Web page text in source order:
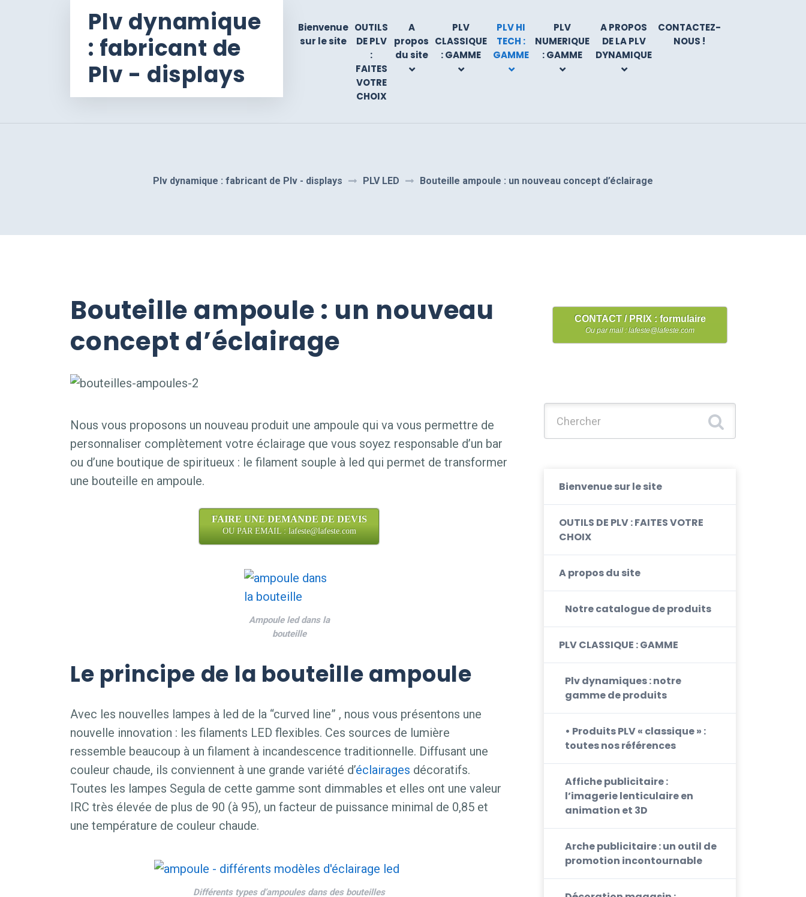
Plv dynamique
: fabricant de
Plv - displays
Bienvenue
sur le site
OUTILS
DE PLV
:
FAITES
VOTRE
CHOIX
A
propos
du site
PLV
CLASSIQUE
: GAMME
PLV HI
TECH :
GAMME
PLV
NUMERIQUE
: GAMME
A PROPOS
DE LA PLV
DYNAMIQUE
CONTACTEZ-
NOUS !
Plv dynamique : fabricant de Plv - displays PLV LED Bouteille ampoule : un nouveau concept d’éclairage
Bouteille ampoule : un nouveau
concept d’éclairage
Nous vous proposons un nouveau produit une ampoule qui va vous permettre de
personnaliser complètement votre éclairage que vous soyez responsable d’un bar
ou d’une boutique de spiritueux : le filament souple à led qui permet de transformer
une bouteille en ampoule.
FAIRE UNE DEMANDE DE DEVIS
OU PAR EMAIL : lafeste@lafeste.com
Ampoule led dans la
bouteille
Le principe de la bouteille ampoule
Avec les nouvelles lampes à led de la “curved line” , nous vous présentons une
nouvelle innovation : les filaments LED flexibles. Ces sources de lumière
ressemble beaucoup à un filament à incandescence traditionnelle. Diffusant une
couleur chaude, ils conviennent à une grande variété d’éclairages décoratifs.
Toutes les lampes Segula de cette gamme sont dimmables et elles ont une valeur
IRC très élevée de plus de 90 (à 95), un facteur de puissance minimal de 0,85 et
une température de couleur chaude.
Différents types d’ampoules dans des bouteilles
CONTACT / PRIX : formulaire
Ou par mail : lafeste@lafeste.com
Bienvenue sur le site
OUTILS DE PLV : FAITES VOTRE
CHOIX
A propos du site
Notre catalogue de produits
PLV CLASSIQUE : GAMME
Plv dynamiques : notre
gamme de produits
• Produits PLV « classique » :
toutes nos références
Affiche publicitaire :
l’imagerie lenticulaire en
animation et 3D
Arche publicitaire : un outil de
promotion incontournable